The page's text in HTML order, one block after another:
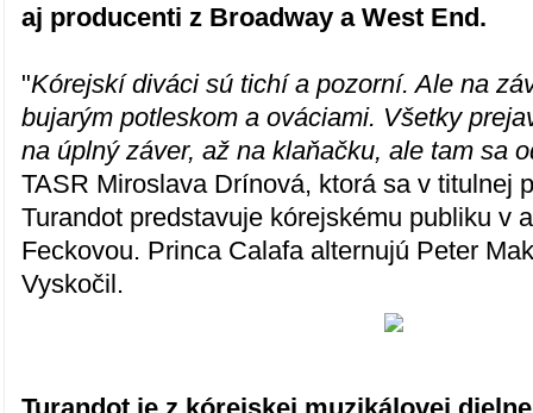
aj producenti z Broadway a West End.
"Kórejskí diváci sú tichí a pozorní. Ale na
bujarým potleskom a ováciami. Všetky
na úplný záver, až na klaňačku, ale tam sa
TASR Miroslava Drínová, ktorá sa v titulnej
Turandot predstavuje kórejskému publiku v
Feckovou. Princa Calafa alternujú Peter
Vyskočil.